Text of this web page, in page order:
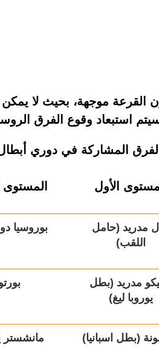
القرعة موجهة، بحيث لا
استبعاد وقوع الفرق
المشاركة في دوري أبطال
الأول المستوى
مدريد (حامل
اللقب)
بوروسيا
مدريد (بطل
يوروبا ليغ)
(بطل اسبانيا) مانشستر